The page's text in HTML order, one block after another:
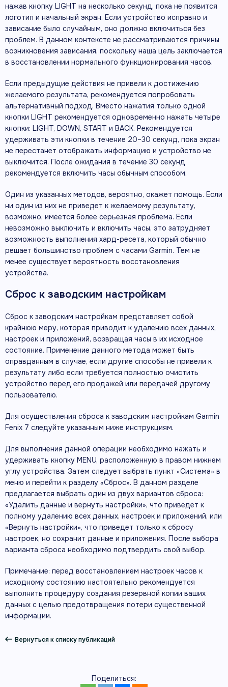
нажав кнопку LIGHT на несколько секунд, пока не появится
логотип и начальный экран. Если устройство исправно и
зависание было случайным, оно должно включиться без
проблем. В данном контексте не рассматриваются причины
возникновения зависания, поскольку наша цель заключается
в восстановлении нормального функционирования часов.
Если предыдущие действия не привели к достижению
желаемого результата, рекомендуется попробовать
альтернативный подход. Вместо нажатия только одной
кнопки LIGHT рекомендуется одновременно нажать четыре
кнопки: LIGHT, DOWN, START и BACK. Рекомендуется
удерживать эти кнопки в течение 20–30 секунд, пока экран
не перестанет отображать информацию и устройство не
выключится. После ожидания в течение 30 секунд
рекомендуется включить часы обычным способом.
Один из указанных методов, вероятно, окажет помощь. Если
ни один из них не приведет к желаемому результату,
возможно, имеется более серьезная проблема. Если
невозможно выключить и включить часы, это затрудняет
возможность выполнения хард-ресета, который обычно
решает большинство проблем с часами Garmin. Тем не
менее существует вероятность восстановления
устройства.
Сброс к заводским настройкам
Сброс к заводским настройкам представляет собой
крайнюю меру, которая приводит к удалению всех данных,
настроек и приложений, возвращая часы в их исходное
состояние. Применение данного метода может быть
оправданным в случае, если другие способы не привели к
результату либо если требуется полностью очистить
устройство перед его продажей или передачей другому
пользователю.
Для осуществления сброса к заводским настройкам Garmin
Fenix 7 следуйте указанным ниже инструкциям.
Для выполнения данной операции необходимо нажать и
удерживать кнопку MENU, расположенную в правом нижнем
углу устройства. Затем следует выбрать пункт «Система» в
меню и перейти к разделу «Сброс». В данном разделе
предлагается выбрать один из двух вариантов сброса:
«Удалить данные и вернуть настройки», что приведет к
полному удалению всех данных, настроек и приложений, или
«Вернуть настройки», что приведет только к сбросу
настроек, но сохранит данные и приложения. После выбора
варианта сброса необходимо подтвердить свой выбор.
Примечание: перед восстановлением настроек часов к
исходному состоянию настоятельно рекомендуется
выполнить процедуру создания резервной копии ваших
данных с целью предотвращения потери существенной
информации.
Вернуться к списку публикаций
Поделиться: